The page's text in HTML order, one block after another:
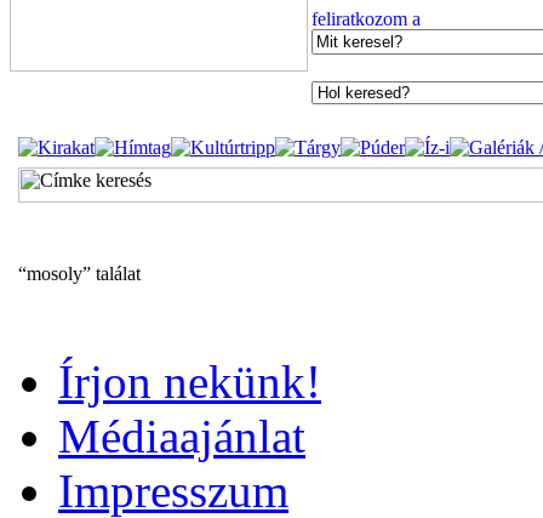
“mosoly” találat
Írjon nekünk!
Médiaajánlat
Impresszum